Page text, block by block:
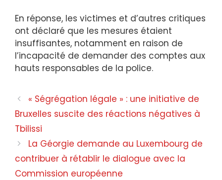
En réponse, les victimes et d’autres critiques
ont déclaré que les mesures étaient
insuffisantes, notamment en raison de
l’incapacité de demander des comptes aux
hauts responsables de la police.
« Ségrégation légale » : une initiative de
Bruxelles suscite des réactions négatives à
Tbilissi
La Géorgie demande au Luxembourg de
contribuer à rétablir le dialogue avec la
Commission européenne